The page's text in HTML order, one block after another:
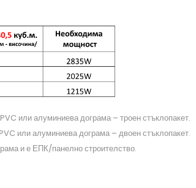
или алуминиева дограма – троен стъклопакет.
или алуминиева дограма – двоен стъклопакет.
и е ЕПК/панелно строителство.